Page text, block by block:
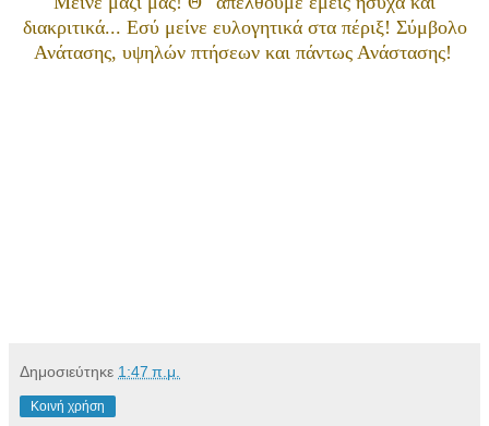
διακριτικά... Εσύ μείνε ευλογητικά στα πέριξ! Σύμβολο
Ανάτασης, υψηλών πτήσεων και πάντως Ανάστασης!
Δημοσιεύτηκε 1:47 π.μ.
Κοινή χρήση